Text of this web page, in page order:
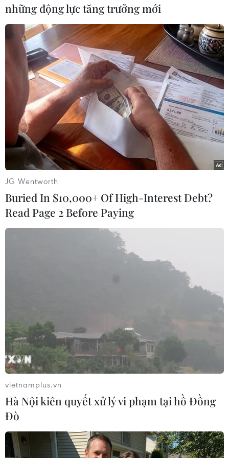
Nguyên nhân vụ cháy hiện đang được cơ quan
(TTXVN/Vietnam+)
#Xưởng gỗ
TIN LIÊN QUAN
những động lực tăng trưởng mới
JG Wentworth
Buried In $10,000+ Of High-Interest Debt?
Read Page 2 Before Paying
vietnamplus.vn
Hà Nội kiên quyết xử lý vi phạm tại hồ Đồng
Đò